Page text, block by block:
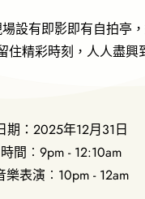
設有即影即有自拍亭
住精彩時刻，人人盡興
期：2025年12月31日
時間︰9pm - 12:10am
樂表演︰10pm - 12am